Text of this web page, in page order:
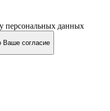
персональных данных
Ваше согласие